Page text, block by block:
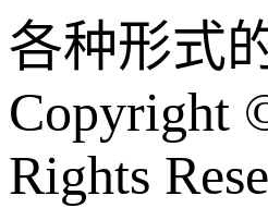
各种形式
Copyright
Rights